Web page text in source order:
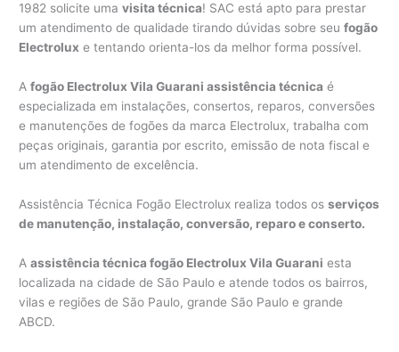
1982 solicite umavisita técnica! SAC está apto para prestar
um atendimento de qualidade tirando dúvidas sobre seufogão
Electrolux e tentando orienta-los da melhor forma possível.
Afogão Electrolux Vila Guarani assistência técnica é
especializada em instalações, consertos, reparos, conversões
e manutenções de fogões da marca Electrolux, trabalha com
peças originais, garantia por escrito, emissão de nota fiscal e
um atendimento de excelência.
Assistência Técnica Fogão Electrolux realiza todos osserviços
de manutenção, instalação, conversão, reparo e conserto.
Aassistência técnica fogão Electrolux Vila Guarani esta
localizada na cidade de São Paulo e atende todos os bairros,
vilas e regiões de São Paulo, grande São Paulo e grande
ABCD.